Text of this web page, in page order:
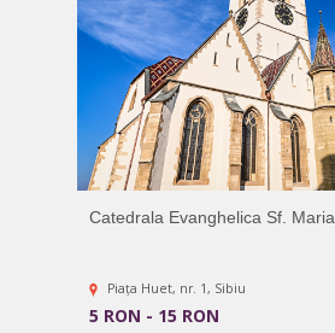
Catedrala Evanghelica Sf. Maria
Piaţa Huet, nr. 1, Sibiu
5 RON - 15 RON